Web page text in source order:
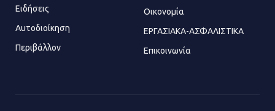
Τέλος η οδήγησή τους από
Ειδήσεις
Αυτοδιοίκηση
Περιβάλλον
Οικονομία
ΕΡΓΑΣΙΑΚΑ-ΑΣΦΑΛΙΣΤΙΚΑ
Επικοινωνία